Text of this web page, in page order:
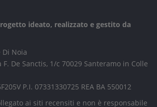
ideato, realizzato e gestito da
Noia
F. De Sanctis, 1/c 70029 Santeramo in Colle
P.I. 07331330725 REA BA 550012
ai siti recensiti e non è responsabile